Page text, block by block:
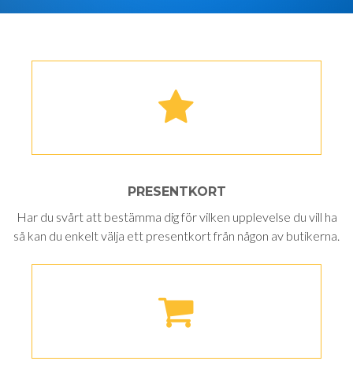
PRESENTKORT
Har du svårt att bestämma dig för vilken upplevelse du vill ha
så kan du enkelt välja ett presentkort från någon av butikerna.